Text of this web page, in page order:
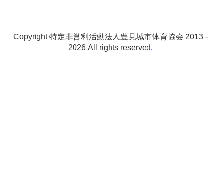
Copyright 特定非営利活動法人豊見城市体育協会 2013 -
2026 All rights reserved.